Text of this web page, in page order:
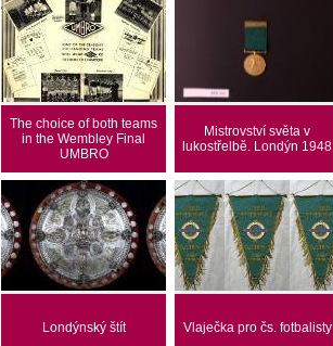
The choice of both teams
in the Wembley Final
UMBRO
Mistrovství světa v
lukostřelbě. Londýn 1948
Londýnský štít Vlaječka pro čs. fotbalisty